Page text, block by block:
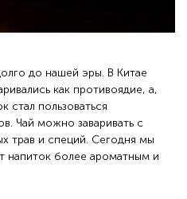
до нашей эры. В Китае
как противоядие, а,
стал пользоваться
Чай можно заваривать с
трав и специй. Сегодня мы
напиток более ароматным и